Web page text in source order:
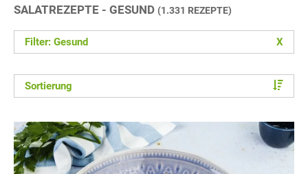
SALATREZEPTE - GESUND (1.331 REZEPTE)
Filter: Gesund X
Sortierung